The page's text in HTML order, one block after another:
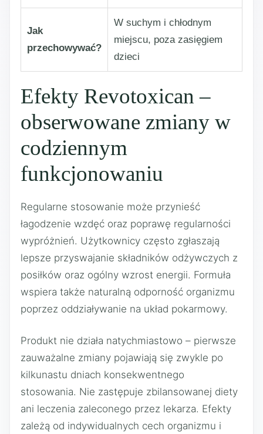
Jak
przechowywać?
W suchym i chłodnym
miejscu, poza zasięgiem
dzieci
Efekty Revotoxican –
obserwowane zmiany w
codziennym
funkcjonowaniu
Regularne stosowanie może przynieść
łagodzenie wzdęć oraz poprawę regularności
wypróżnień. Użytkownicy często zgłaszają
lepsze przyswajanie składników odżywczych z
posiłków oraz ogólny wzrost energii. Formuła
wspiera także naturalną odporność organizmu
poprzez oddziaływanie na układ pokarmowy.
Produkt nie działa natychmiastowo – pierwsze
zauważalne zmiany pojawiają się zwykle po
kilkunastu dniach konsekwentnego
stosowania. Nie zastępuje zbilansowanej diety
ani leczenia zaleconego przez lekarza. Efekty
zależą od indywidualnych cech organizmu i